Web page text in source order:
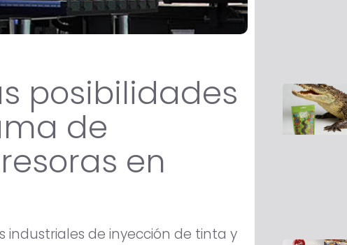
posibilidades
de
en
industriales de inyección de tinta y